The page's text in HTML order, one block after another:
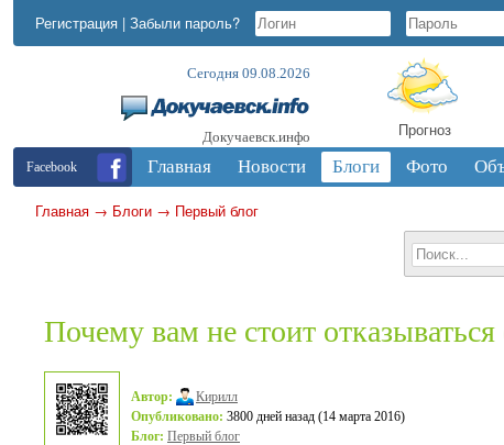
Регистрация | Забыли пароль?
Сегодня 09.08.2026
Докучаевск.инфо Прогноз
Facebook Главная Новости Блоги Фото
Главная → Блоги → Первый блог
Почему вам не стоит
Автор:
Кирилл
Опубликовано: 3800 дней назад (14 марта 2016)
Блог: Первый блог